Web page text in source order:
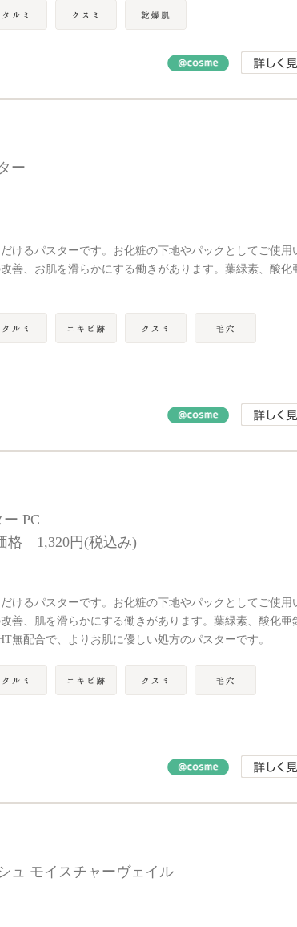
ー
けるパスターです。お化粧の下地やパックとしてご使用
善、お肌を滑らかにする働きがあります。葉緑素、酸化
PC
格 1,320円(税込み)
けるパスターです。お化粧の下地やパックとしてご使用
善、肌を滑らかにする働きがあります。葉緑素、酸化亜
無配合で、よりお肌に優しい処方のパスターです。
ュ モイスチャーヴェイル